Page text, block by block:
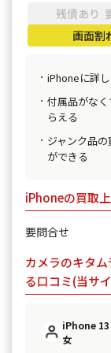
残債あり
画面
iPhoneに詳
付属品がな
らえる
ジャンク品
ができる
iPhoneの買取
要問合せ
カメラのキタ
る口コミ(当サ
iPhone
女